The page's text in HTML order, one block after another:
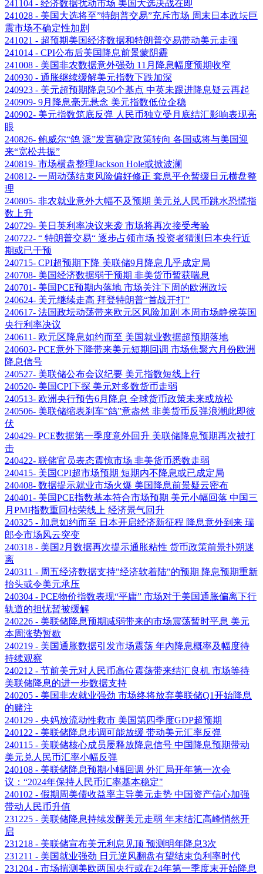
241104 - 经济数据扰动市场 美国大选决战在即
241028 - 美国大选将至”特朗普交易”充斥市场 周末日本政坛巨
震市场不确定性加剧
241021 - 超预期美国经济数据和特朗普交易带动美元走强
241014 - CPI公布后美国降息前景蒙阴霾
241008 - 美国非农数据意外强劲 11月降息幅度预期收窄
240930 - 通胀继续缓解美元指数下跌加深
240923 - 美元超预期降息50个基点 中英未跟进降息疑云再起
240909- 9月降息毫无悬念 美元指数低位企稳
240902- 美元指数筑底反弹 人民币独立受月底结汇影响表现亮
眼
240826- 鲍威尔“鸽 派”发言确定政策转向 各国或将与美国迎
来“宽松共振”
240819- 市场横盘整理Jackson Hole或掀波澜
240812- 一周动荡结束风险偏好修正 套息平仓暂缓日元横盘整
理
240805- 非农就业意外大幅不及预期 美元兑人民币跳水恐慌指
数上升
240729- 美日英利率决议来袭 市场将再次接受考验
240722- “ 特朗普交易“ 逐步占领市场 投资者猜测日本央行近
期或已干预
240715- CPI超预期下降 美联储9月降息几乎成定局
240708- 美国经济数据弱于预期 非美货币暂获喘息
240701- 美国PCE预期内落地 市场关注下周的欧洲政坛
240624- 美元继续走高 拜登特朗普“首战开打”
240617- 法国政坛动荡带来欧元区风险加剧 本周市场静侯英国
央行利率决议
240611- 欧元区降息如约而至 美国就业数据超预期落地
240603- PCE意外下降带来美元短期回调 市场焦聚六月份欧洲
降息信号
240527- 美联储公布会议纪要 美元指数短线上行
240520- 美国CPI下探 美元对多数货币走弱
240513- 欧洲央行预告6月降息 全球货币政策未来或放松
240506- 美联储缩表刹车“鸽”意盎然 非美货币反弹浪潮此即彼
伏
240429- PCE数据第一季度意外回升 美联储降息预期再次被打
击
240422- 联储官员表态震惊市场 非美货币悉数走弱
240415- 美国CPI超市场预期 短期内不降息或已成定局
240408- 数据提示就业市场火爆 美国降息前景疑云密布
240401- 美国PCE指数基本符合市场预期 美元小幅回落 中国三
月PMI指数重回枯荣线上 经济景气回升
240325 - 加息如约而至 日本开启经济新征程 降息意外到来 瑞
郎令市场风云突变
240318 - 美国2月数据再次提示通胀粘性 货币政策前景扑朔迷
离
240311 - 周五经济数据支持"经济软着陆"的预期 降息预期重新
抬头或令美元承压
240304 - PCE物价指数表现“平庸” 市场对于美国通胀偏离下行
轨道的担忧暂被缓解
240226 - 美联储降息预期减弱带来的市场震荡暂时平息 美元
本周涨势暂歇
240219 - 美国通胀数据引发市场震荡 年內降息概率及幅度待
持续观察
240212 - 节前美元对人民币高位震荡带来结汇良机 市场等待
美联储降息的进一步数据支持
240205 - 美国非农就业强劲 市场终将放弃美联储Q1开始降息
的赌注
240129 - 央妈放流动性救市 美国第四季度GDP超预期
240122 - 美联储降息步调可能放缓 带动美元汇率反弹
240115 - 美联储核心成员屡释放降息信号 中国降息预期带动
美元兑人民币汇率小幅反弹
240108 - 美联储降息预期小幅回调 外汇局开年第一次会
议：“2024年保持人民币汇率基本稳定"
240102 - 假期周美债收益率主导美元走势 中国资产信心加强
带动人民币升值
231225 - 美联储降息持续发酵美元走弱 年末结汇高峰悄然开
启
231218 - 美联储宣布美元利息见顶 预测明年降息3次
231211 - 美国就业强劲 日元逆风翻盘有望结束负利率时代
231204 - 市场揣测美欧两国央行或在24年第一季度末开始降息